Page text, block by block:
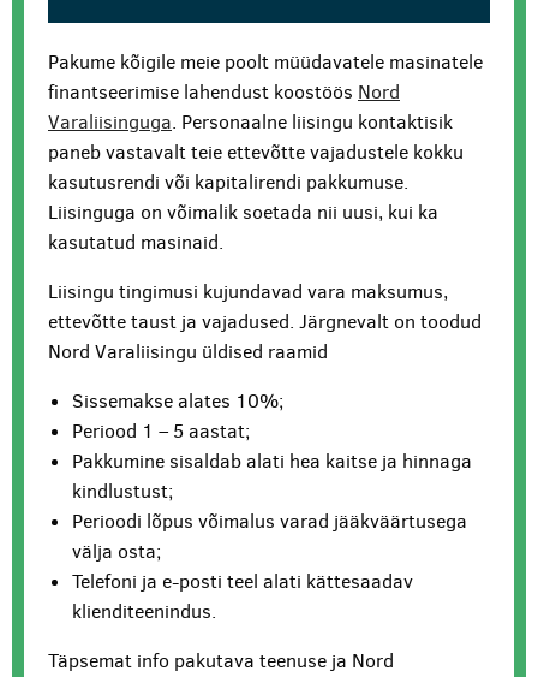
Pakume kõigile meie poolt müüdavatele masinatele
finantseerimise lahendust koostöös Nord
Varaliisinguga. Personaalne liisingu kontaktisik
paneb vastavalt teie ettevõtte vajadustele kokku
kasutusrendi või kapitalirendi pakkumuse.
Liisinguga on võimalik soetada nii uusi, kui ka
kasutatud masinaid.
Liisingu tingimusi kujundavad vara maksumus,
ettevõtte taust ja vajadused. Järgnevalt on toodud
Nord Varaliisingu üldised raamid
Sissemakse alates 10%;
Periood 1 – 5 aastat;
Pakkumine sisaldab alati hea kaitse ja hinnaga
kindlustust;
Perioodi lõpus võimalus varad jääkväärtusega
välja osta;
Telefoni ja e-posti teel alati kättesaadav
klienditeenindus.
Täpsemat info pakutava teenuse ja Nord